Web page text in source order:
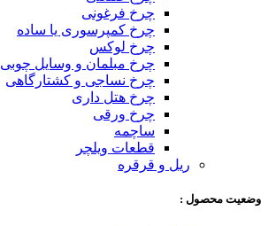
چرخ فرغونی
چرخ کمپرسوری یا ساده
چرخ لوکس
چرخ مبلمان و وسایل چوبی
چرخ نساجی و کشتارگاهی
چرخ هتل داری
چرخ ورقی
ساچمه
قطعات ویلچر
ریل و قرقره
وضعیت محصول :